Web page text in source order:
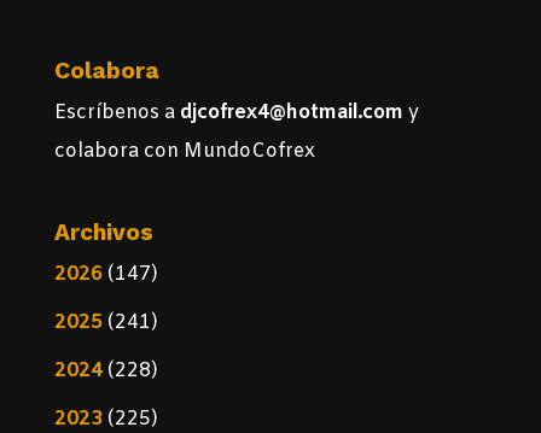
Colabora
Escríbenos a djcofrex4@hotmail.com y
colabora con MundoCofrex
Archivos
2026(147)
2025(241)
2024(228)
2023(225)